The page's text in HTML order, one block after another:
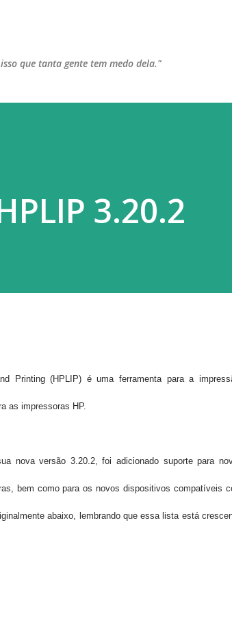
que tanta gente tem medo dela."
3.20.2
Printing (HPLIP) é uma ferramenta para a
as impressoras HP.
nova versão 3.20.2, foi adicionado suporte para
bem como para os novos dispositivos compatíveis
abaixo, lembrando que essa lista está